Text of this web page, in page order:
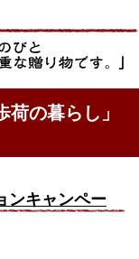
の暮らし」
ンキャンペー